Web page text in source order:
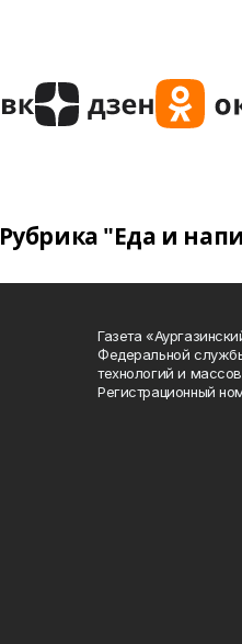
Рубрика "Еда и
Газета
Федеральной
технологий и
Регистрационный